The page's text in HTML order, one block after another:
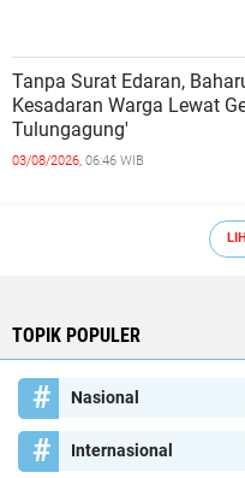
Tanpa Surat Edaran,
Kesadaran Warga Lewat
Tulungagung'
03/08/2026, 06:46 WIB
TOPIK POPULER
Nasional
Internasional